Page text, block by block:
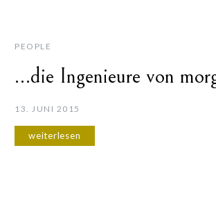
PEOPLE
…die Ingenieure von
13. JUNI 2015
weiterlesen